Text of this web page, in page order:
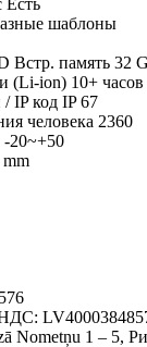
шаблоны
Встр. память 32
(Li-ion) 10+ часов
IP код IP 67
человека 2360
-20~+50
Nometņu 1 – 5,